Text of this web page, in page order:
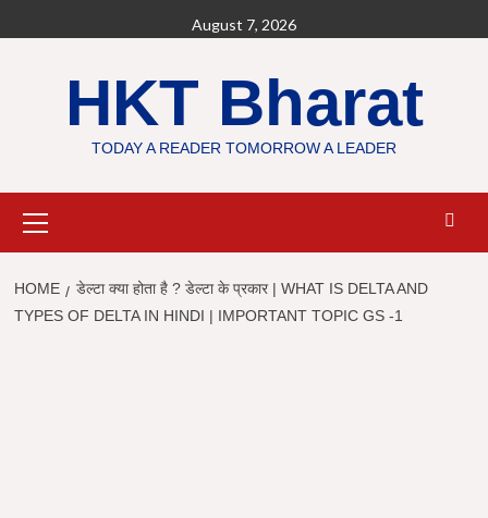
to
August 7, 2026
HKT Bharat
TODAY A READER TOMORROW A LEADER
Menu
HOME
डेल्टा क्या होता है ? डेल्टा के प्रकार | WHAT IS DELTA AND
TYPES OF DELTA IN HINDI | IMPORTANT TOPIC GS -1